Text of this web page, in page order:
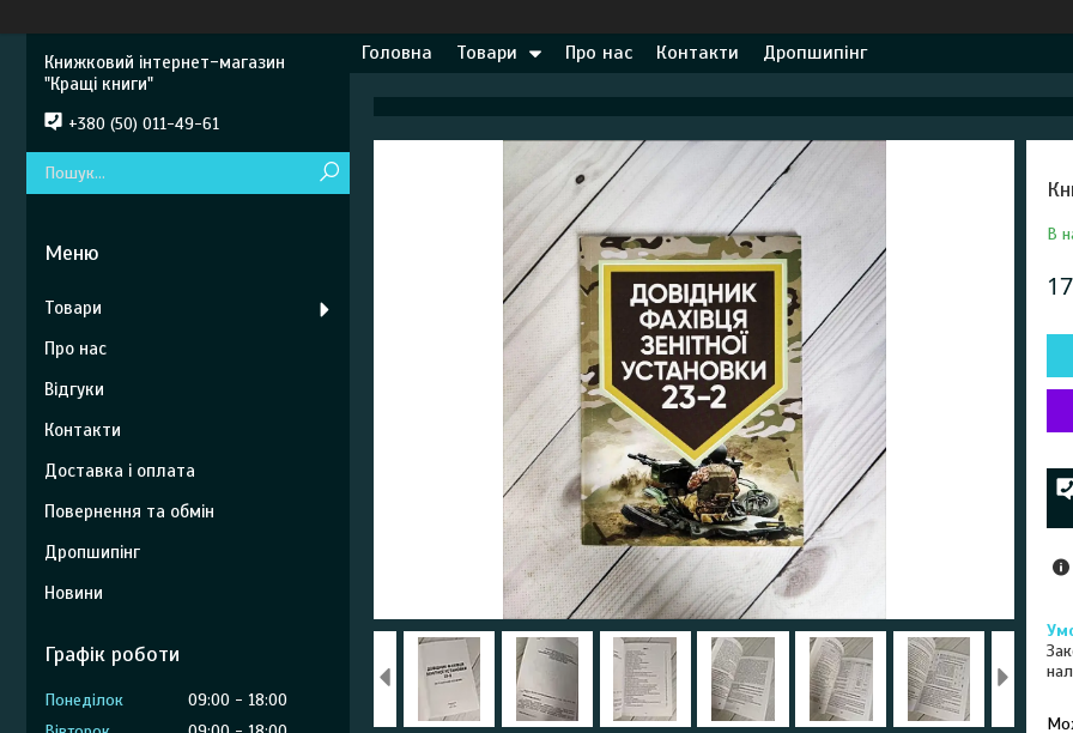
Головна Товари Про нас Контакти Дропшипінг
В
Книжковий інтернет-магазин
"Кращі книги"
+380 (50) 011-49-61
Товари
Про нас
Відгуки
Контакти
Доставка і оплата
Повернення та обмін
Дропшипінг
Новини
Графік роботи
Понеділок 09:00
18:00